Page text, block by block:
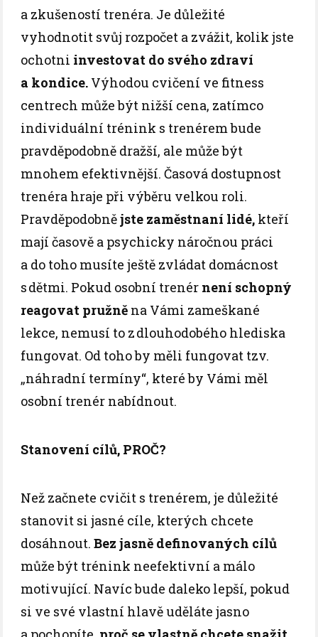
a zkušeností trenéra. Je důležité
vyhodnotit svůj rozpočet a zvážit, kolik jste
ochotni investovat do svého zdraví
a kondice. Výhodou cvičení ve fitness
centrech může být nižší cena, zatímco
individuální trénink s trenérem bude
pravděpodobně dražší, ale může být
mnohem efektivnější. Časová dostupnost
trenéra hraje při výběru velkou roli.
Pravděpodobnějste zaměstnaní lidé, kteří
mají časově a psychicky náročnou práci
a do toho musíte ještě zvládat domácnost
s dětmi. Pokud osobní trenér není schopný
reagovat pružně na Vámi zameškané
lekce, nemusí to z dlouhodobého hlediska
fungovat. Od toho by měli fungovat tzv.
„náhradní termíny“, které by Vámi měl
osobní trenér nabídnout.
Stanovení cílů, PROČ?
Než začnete cvičit s trenérem, je důležité
stanovit si jasné cíle, kterých chcete
dosáhnout.Bez jasně definovaných cílů
může být trénink neefektivní a málo
motivující. Navíc bude daleko lepší, pokud
si ve své vlastní hlavě uděláte jasno